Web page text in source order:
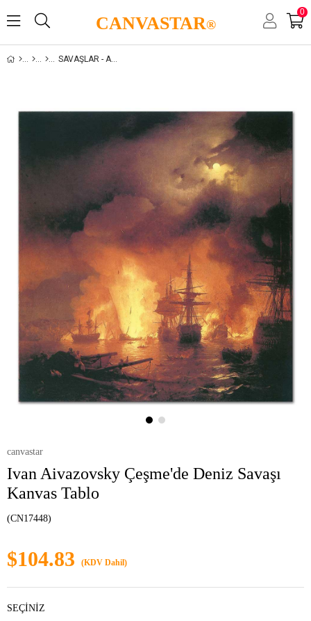
CANVASTAR®
0
SAVAŞLAR - ASKERI
canvastar
Ivan Aivazovsky Çeşme'de Deniz Savaşı
Kanvas Tablo
(CN17448)
$104.83 (KDV Dahil)
SEÇİNİZ